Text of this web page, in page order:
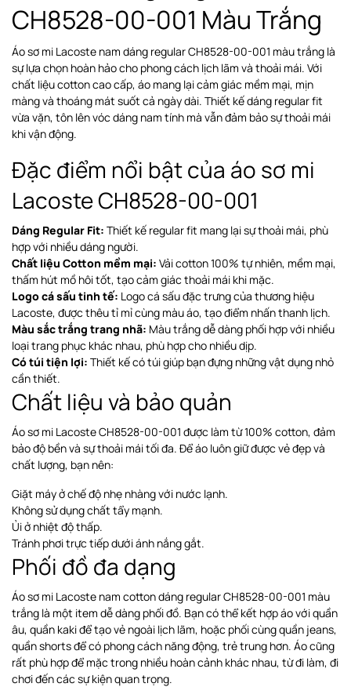
CH8528-00-001 Màu Trắng
Áo sơ mi Lacoste nam dáng regular CH8528-00-001 màu trắng là
sự lựa chọn hoàn hảo cho phong cách lịch lãm và thoải mái. Với
chất liệu cotton cao cấp, áo mang lại cảm giác mềm mại, mịn
màng và thoáng mát suốt cả ngày dài. Thiết kế dáng regular fit
vừa vặn, tôn lên vóc dáng nam tính mà vẫn đảm bảo sự thoải mái
khi vận động.
Đặc điểm nổi bật của áo sơ mi
Lacoste CH8528-00-001
Dáng Regular Fit: Thiết kế regular fit mang lại sự thoải mái, phù
hợp với nhiều dáng người.
Chất liệu Cotton mềm mại: Vải cotton 100% tự nhiên, mềm mại,
thấm hút mồ hôi tốt, tạo cảm giác thoải mái khi mặc.
Logo cá sấu tinh tế: Logo cá sấu đặc trưng của thương hiệu
Lacoste, được thêu tỉ mỉ cùng màu áo, tạo điểm nhấn thanh lịch.
Màu sắc trắng trang nhã: Màu trắng dễ dàng phối hợp với nhiều
loại trang phục khác nhau, phù hợp cho nhiều dịp.
Có túi tiện lợi: Thiết kế có túi giúp bạn đựng những vật dụng nhỏ
cần thiết.
Chất liệu và bảo quản
Áo sơ mi Lacoste CH8528-00-001 được làm từ 100% cotton, đảm
bảo độ bền và sự thoải mái tối đa. Để áo luôn giữ được vẻ đẹp và
chất lượng, bạn nên:
Giặt máy ở chế độ nhẹ nhàng với nước lạnh.
Không sử dụng chất tẩy mạnh.
Ủi ở nhiệt độ thấp.
Tránh phơi trực tiếp dưới ánh nắng gắt.
Phối đồ đa dạng
Áo sơ mi Lacoste nam cotton dáng regular CH8528-00-001 màu
trắng là một item dễ dàng phối đồ. Bạn có thể kết hợp áo với quần
âu, quần kaki để tạo vẻ ngoài lịch lãm, hoặc phối cùng quần jeans,
quần shorts để có phong cách năng động, trẻ trung hơn. Áo cũng
rất phù hợp để mặc trong nhiều hoàn cảnh khác nhau, từ đi làm, đi
chơi đến các sự kiện quan trọng.